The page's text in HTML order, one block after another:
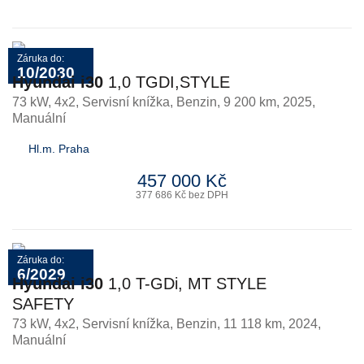
Záruka do:
10/2030
Hyundai i30 1,0 TGDI,STYLE
73 kW, 4x2, Servisní knížka, Benzin, 9 200 km, 2025,
Manuální
Hl.m. Praha
457 000 Kč
377 686 Kč bez DPH
Záruka do:
6/2029
Hyundai i30 1,0 T-GDi, MT STYLE
SAFETY
73 kW, 4x2, Servisní knížka, Benzin, 11 118 km, 2024,
Manuální